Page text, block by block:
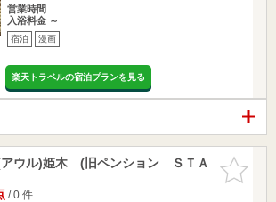
営業時間
入浴料金 ～
宿泊 漫画
楽天トラベルの宿泊プランを見る
お気に入
りに追加
アウル)姫木 (旧ペンション ＳＴＡ
/ 0 件